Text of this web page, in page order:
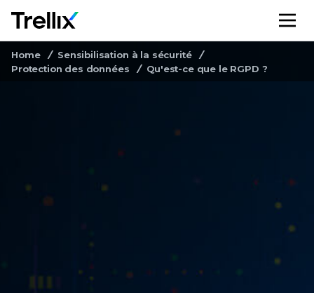
Home
Sensibilisation à la sécurité
Protection des données
Qu'est-ce que le RGPD ?